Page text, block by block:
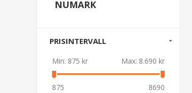
NUMARK
PRISINTERVALL
Min: 875 kr Max: 8.690 kr
875 8690